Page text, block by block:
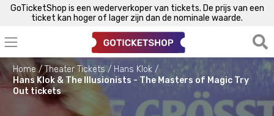
GoTicketShop is een wederverkoper van tickets. De prijs van een
ticket kan hoger of lager zijn dan de nominale waarde.
Home Theater Tickets
Hans Klok
Hans Klok & The Illusionists - The Masters of Magic Try
Out tickets